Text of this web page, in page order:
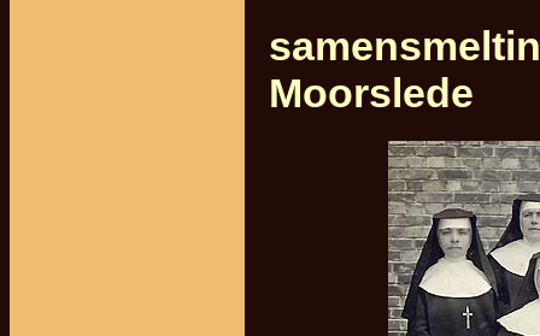
Moorslede